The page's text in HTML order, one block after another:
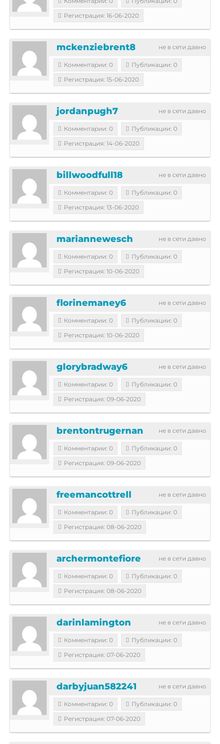
Регистрация: 16-06-2020
не в сети давно
mckenziebrent8
Комментарии: 0
Публикации: 0
Регистрация: 15-06-2020
не в сети давно
jordanpugh7
Комментарии: 0
Публикации: 0
Регистрация: 14-06-2020
не в сети давно
billwoodfull18
Комментарии: 0
Публикации: 0
Регистрация: 13-06-2020
не в сети давно
mariannewesch
Комментарии: 0
Публикации: 0
Регистрация: 10-06-2020
не в сети давно
florinemaney6
Комментарии: 0
Публикации: 0
Регистрация: 10-06-2020
не в сети давно
glorybradway6
Комментарии: 0
Публикации: 0
Регистрация: 09-06-2020
не в сети давно
brentontrugernan
Комментарии: 0
Публикации: 0
Регистрация: 09-06-2020
не в сети давно
freemancottrell
Комментарии: 0
Публикации: 0
Регистрация: 08-06-2020
не в сети давно
archermontefiore
Комментарии: 0
Публикации: 0
Регистрация: 08-06-2020
не в сети давно
darinlamington
Комментарии: 0
Публикации: 0
Регистрация: 07-06-2020
не в сети давно
darbyjuan582241
Комментарии: 0
Публикации: 0
Регистрация: 07-06-2020